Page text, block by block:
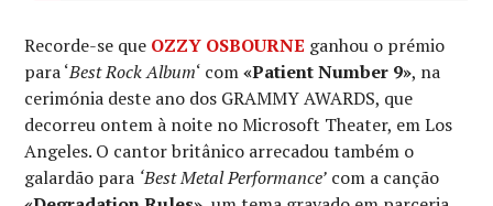
Recorde-se que OZZY OSBOURNE ganhou o prémio
para ‘Best Rock Album‘ com«Patient Number 9», na
cerimónia deste ano dos GRAMMY AWARDS, que
decorreu ontem à noite no Microsoft Theater, em Los
Angeles. O cantor britânico arrecadou também o
galardão para ‘Best Metal Performance’ com a canção